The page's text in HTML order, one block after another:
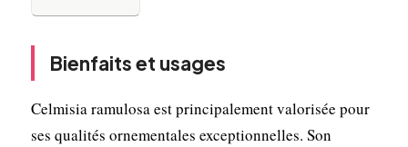
Bienfaits et usages
Celmisia ramulosa est principalement valorisée pour
ses qualités ornementales exceptionnelles. Son